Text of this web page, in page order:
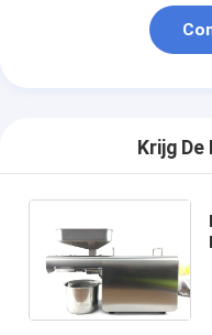
Krijg